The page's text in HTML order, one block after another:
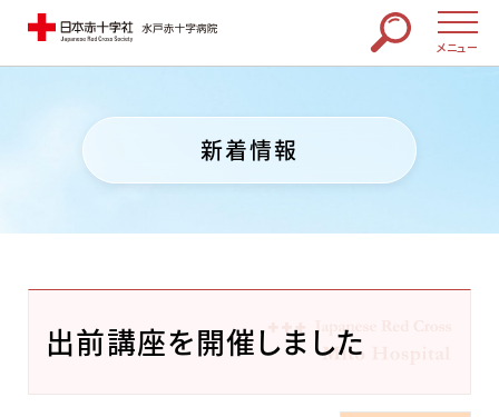
メニュー
新着情報
出前講座を開催しました